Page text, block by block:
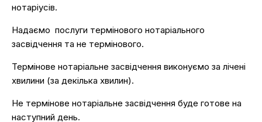
нотаріусів.
Надаємо послуги термінового нотаріального
засвідчення та не термінового.
Термінове нотаріальне засвідчення виконуємо за лічені
хвилини (за декілька хвилин).
Не термінове нотаріальне засвідчення буде готове на
наступний день.